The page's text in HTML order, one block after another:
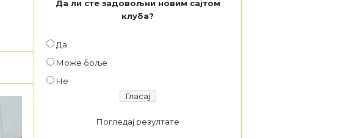
Да ли сте задовољни новим сајтом
клуба?
Да
Може боље
Не
Погледај резултате